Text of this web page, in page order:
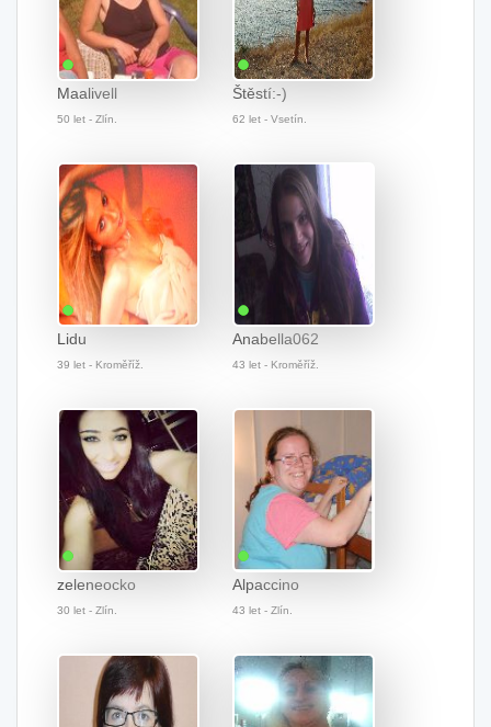
Maalivell
50 let - Zlín.
Štěstí:-)
62 let - Vsetín.
Lidu
39 let - Kroměříž.
Anabella062
43 let - Kroměříž.
zeleneocko
30 let - Zlín.
Alpaccino
43 let - Zlín.